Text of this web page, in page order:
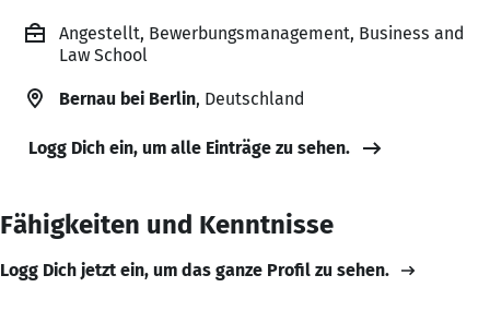
Angestellt, Bewerbungsmanagement, Business and
Law School
Bernau bei Berlin, Deutschland
Logg Dich ein, um alle Einträge zu sehen.
Fähigkeiten und Kenntnisse
Logg Dich jetzt ein, um das ganze Profil zu sehen.